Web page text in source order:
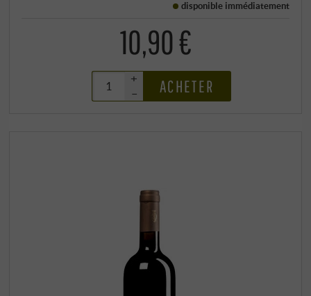
disponible immédiatement
10,90 €
+
–
ACHETER